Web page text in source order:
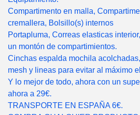
Compartimento en malla,
cremallera, Bolsillo(s) internos
Portapluma, Correas elasticas
un montón de compartimientos.
Cinchas espalda mochila
mesh y lineas para evitar al máximo
Y lo mejor de todo, ahora con un
ahora a 29€.
TRANSPORTE EN ESPAÑA 6€.